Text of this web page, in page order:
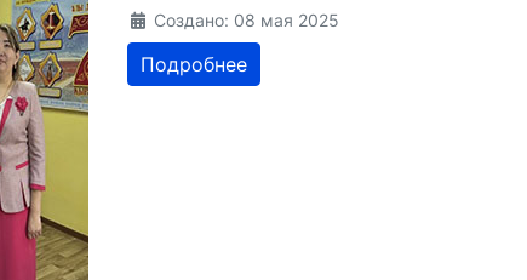
Создано: 08 мая 2025
Подробнее